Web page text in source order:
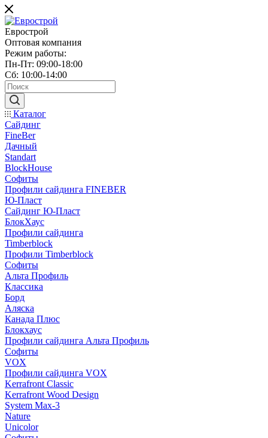
Еврострой
Оптовая компания
Режим работы:
Пн-Пт: 09:00-18:00
Сб: 10:00-14:00
Каталог
Сайдинг
FineBer
Дачный
Standart
BlockHouse
Софиты
Профили сайдинга FINEBER
Ю-Пласт
Сайдинг Ю-Пласт
БлокХаус
Профили сайдинга
Timberblock
Профили Timberblock
Софиты
Альта Профиль
Классика
Борд
Аляска
Канада Плюс
Блокхаус
Профили сайдинга Альта Профиль
Софиты
VOX
Профили сайдинга VOX
Kerrafront Classic
Kerrafront Wood Design
System Max-3
Nature
Unicolor